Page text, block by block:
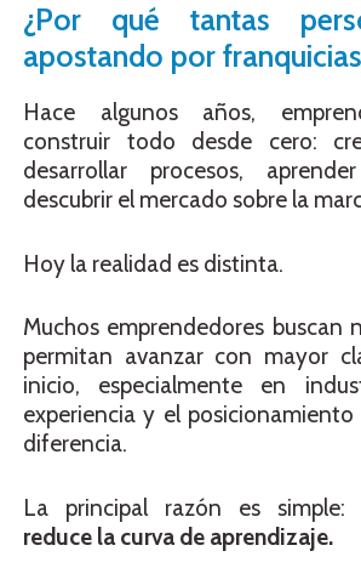
¿Por qué tantas
apostando por
Hace algunos años,
construir todo desde cero:
desarrollar procesos,
descubrir el mercado sobre la
Hoy la realidad es distinta.
Muchos emprendedores buscan
permitan avanzar con mayor
inicio, especialmente en
experiencia y el
diferencia.
La principal razón es simple:
reduce la curva de aprendizaje.